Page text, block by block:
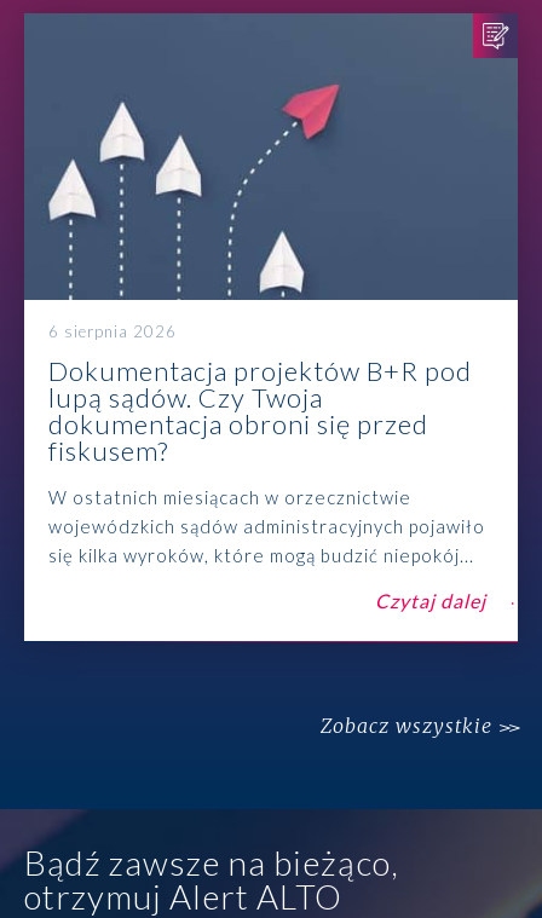
6 sierpnia 2026
Dokumentacja projektów B+R pod
lupą sądów. Czy Twoja
dokumentacja obroni się przed
fiskusem?
W ostatnich miesiącach w orzecznictwie
wojewódzkich sądów administracyjnych pojawiło
się kilka wyroków, które mogą budzić niepokój...
Czytaj dalej
Zobacz wszystkie
Bądź zawsze na bieżąco,
otrzymuj Alert ALTO